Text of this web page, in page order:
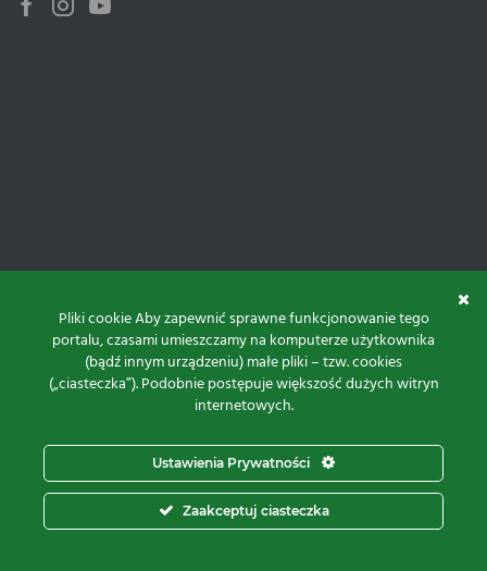
Projekt i realizacja:
© 2026 Proxima Electronics
Pliki cookie Aby zapewnić sprawne funkcjonowanie tego
portalu, czasami umieszczamy na komputerze użytkownika
(bądź innym urządzeniu) małe pliki – tzw. cookies
(„ciasteczka”). Podobnie postępuje większość dużych witryn
internetowych.
Zaakceptuj ciasteczka
Ustawienia Prywatności